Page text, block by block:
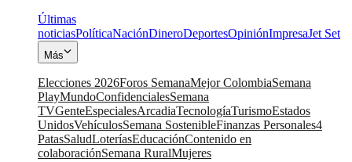
Últimas
noticiasPolíticaNaciónDineroDeportesOpiniónImpresaJet Set
Más
Elecciones 2026Foros SemanaMejor ColombiaSemana
PlayMundoConfidencialesSemana
TVGenteEspecialesArcadiaTecnologíaTurismoEstados
UnidosVehículosSemana SostenibleFinanzas Personales4
PatasSaludLoteríasEducaciónContenido en
colaboraciónSemana RuralMujeres